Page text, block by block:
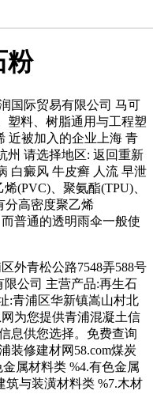
粉
国际贸易有限公司 马可
塑料、树脂通用与工程塑
近被加入的企业上海 青
州 请选择地区: 返回重新
白癜风 牛皮癣 人流 早泄
(PVC)、聚氨酯(TPU)、
分高密度聚乙烯
普通的透明雨伞一般使
外青松公路7548弄588号
限公司 主营产品:再生石
:青浦区华新镇嵩山村北
为您提供青浦混凝土信
息供您选择。免费查询
装修建材网58.com煤炭
属材料类 %4.有色金属
筑与装潢材料类 %7.木材